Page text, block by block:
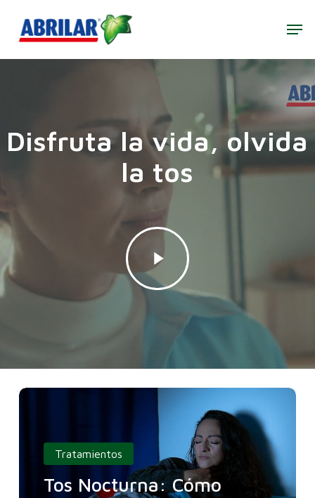
main
Disfruta la vida, olvida
la tos
Play
Video
Tratamientos
Tos Nocturna: Cómo
Menu